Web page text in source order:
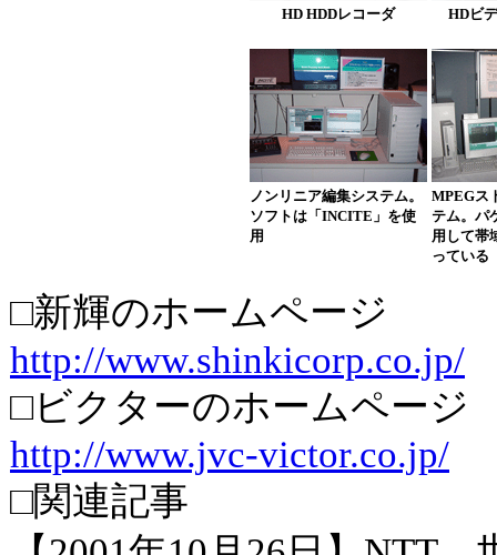
HD HDDレコーダ HDビ
ノンリニア編集システム。
ソフトは「INCITE」を使
用
MPEGス
テム。パ
用して帯
っている
□新輝のホームページ
http://www.shinkicorp.co.jp/
□ビクターのホームページ
http://www.jvc-victor.co.jp/
□関連記事